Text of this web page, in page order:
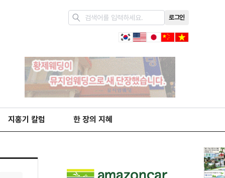
로그인
지홍기 칼럼 한 장의 지혜